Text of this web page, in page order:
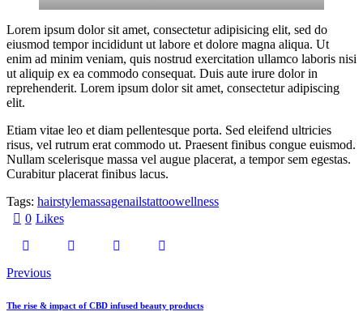
Lorem ipsum dolor sit amet, consectetur adipisicing elit, sed do
eiusmod tempor incididunt ut labore et dolore magna aliqua. Ut
enim ad minim veniam, quis nostrud exercitation ullamco laboris nisi
ut aliquip ex ea commodo consequat. Duis aute irure dolor in
reprehenderit. Lorem ipsum dolor sit amet, consectetur adipiscing
elit.
Etiam vitae leo et diam pellentesque porta. Sed eleifend ultricies
risus, vel rutrum erat commodo ut. Praesent finibus congue euismod.
Nullam scelerisque massa vel augue placerat, a tempor sem egestas.
Curabitur placerat finibus lacus.
Tags: hairstylemassagenailstattoowellness
0 Likes
Previous
The rise & impact of CBD infused beauty products